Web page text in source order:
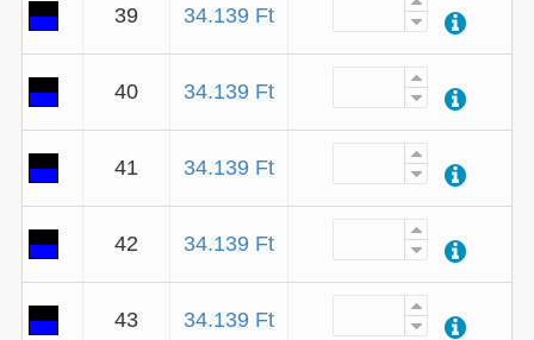
39 34.139 Ft
40 34.139 Ft
41 34.139 Ft
42 34.139 Ft
43 34.139 Ft